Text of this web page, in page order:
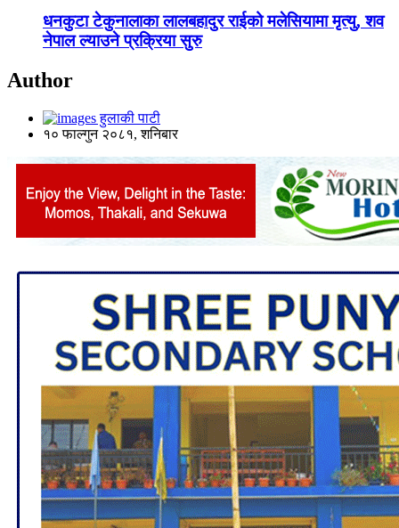
धनकुटा टेकुनालाका लालबहादुर राईको मलेसियामा मृत्यु, शव
नेपाल ल्याउने प्रक्रिया सुरु
Author
हुलाकी पाटी
१० फाल्गुन २०८१, शनिबार